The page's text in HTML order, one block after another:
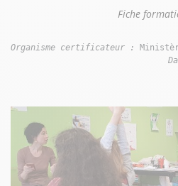
Fiche
Organisme certificateur :